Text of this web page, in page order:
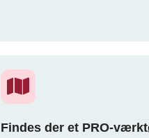
Findes der et PRO-